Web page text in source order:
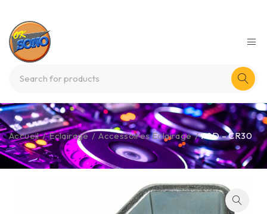
Accueil / Eclairage / Accessoires Eclairage / ASD – CR30